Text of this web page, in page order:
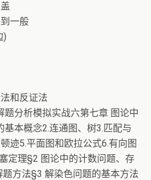
一般
)
和反证法
题分析模拟实战六第七章 图论中
本概念2.连通图、树3.匹配与
迹5.平面图和欧拉公式6.有向图
定理§2 图论中的计数问题、存
方法§3 解染色问题的基本方法